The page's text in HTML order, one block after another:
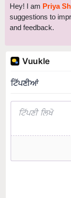
Hey! I am Priya
suggestions to
and feedback.